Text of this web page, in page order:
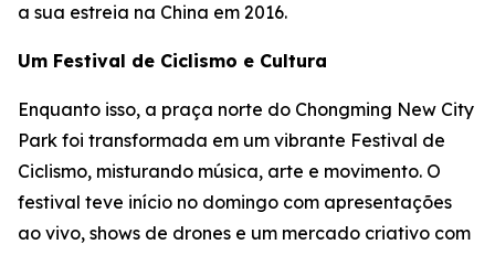
a sua estreia na China em 2016.
Um Festival de Ciclismo e Cultura
Enquanto isso, a praça norte do Chongming New City
Park foi transformada em um vibrante Festival de
Ciclismo, misturando música, arte e movimento. O
festival teve início no domingo com apresentações
ao vivo, shows de drones e um mercado criativo com